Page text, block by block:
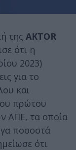
της AKTOR
ότι η
2023)
για το
και
πρώτου
ΑΠΕ, τα οποία
ποσοστά
ότι